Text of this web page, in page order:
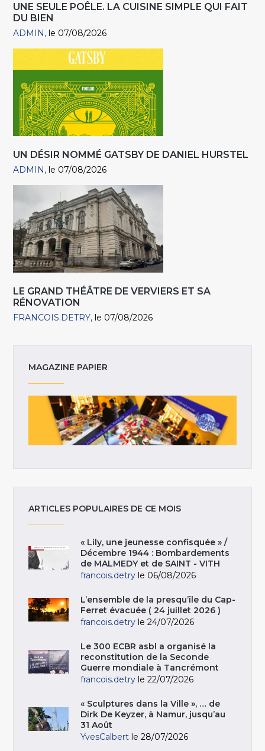
UNE SEULE POÊLE. LA CUISINE SIMPLE QUI FAIT
DU BIEN
ADMIN le 07/08/2026
UN DÉSIR NOMMÉ GATSBY DE DANIEL HURSTEL
ADMIN le 07/08/2026
LE GRAND THÉÂTRE DE VERVIERS ET SA
RÉNOVATION
FRANCOIS.DETRY le 07/08/2026
MAGAZINE PAPIER
ARTICLES POPULAIRES DE CE MOIS
« Lily, une jeunesse confisquée » /
Décembre 1944 : Bombardements
de MALMEDY et de SAINT - VITH
francois.detry le 06/08/2026
L’ensemble de la presqu’île du Cap-
Ferret évacuée ( 24 juillet 2026 )
francois.detry le 24/07/2026
Le 300 ECBR asbl a organisé la
reconstitution de la Seconde
Guerre mondiale à Tancrémont
francois.detry le 22/07/2026
« Sculptures dans la Ville », … de
Dirk De Keyzer, à Namur, jusqu’au
31 Août
YvesCalbert le 28/07/2026